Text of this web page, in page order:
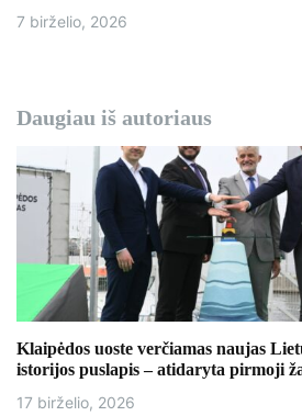
7 birželio, 2026
Daugiau iš autoriaus
Klaipėdos uoste verčiamas naujas
istorijos puslapis – atidaryta pirmoji
17 birželio, 2026